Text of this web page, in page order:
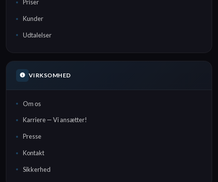
Priser
Kunder
Udtalelser
VIRKSOMHED
Om os
Karriere — Vi ansætter!
Presse
Kontakt
Sikkerhed